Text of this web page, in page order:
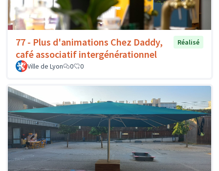
77 - Plus d'animations Chez Daddy,
café associatif intergénérationnel
Réalisé
Ville de Lyon 0 0